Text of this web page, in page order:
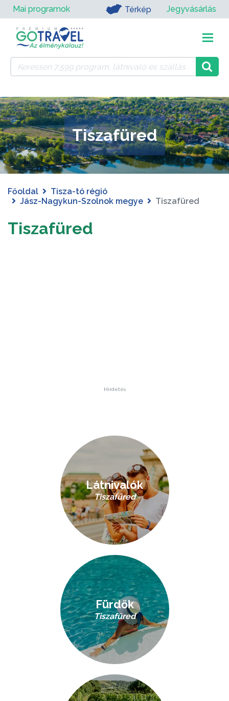
Mai programok Térkép Jegyvásárlás
Tiszafüred
Főoldal
Tisza-tó régió
Jász-Nagykun-Szolnok megye
Tiszafüred
Tiszafüred
Hirdetés
Látnivalók
Tiszafüred
Fürdők
Tiszafüred